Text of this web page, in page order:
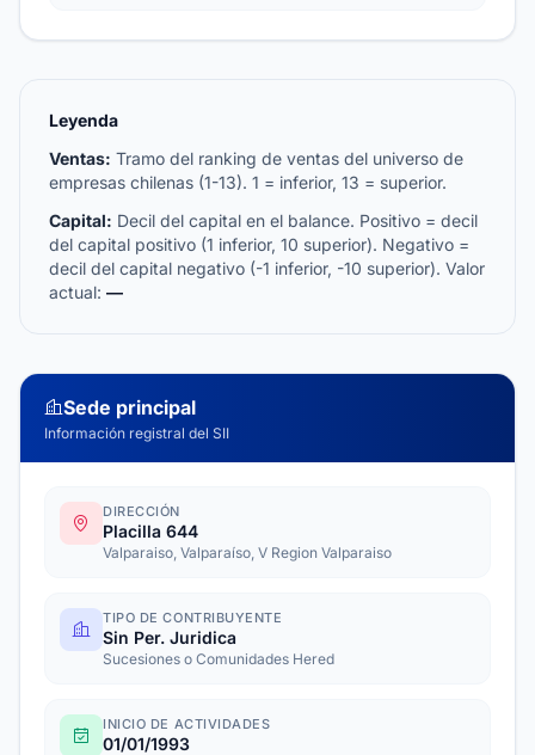
Leyenda
Ventas: Tramo del ranking de ventas del universo de
empresas chilenas (1-13). 1 = inferior, 13 = superior.
Capital: Decil del capital en el balance. Positivo = decil
del capital positivo (1 inferior, 10 superior). Negativo =
decil del capital negativo (-1 inferior, -10 superior). Valor
actual: —
Sede principal
Información registral del SII
DIRECCIÓN
Placilla 644
Valparaiso, Valparaíso, V Region Valparaiso
TIPO DE CONTRIBUYENTE
Sin Per. Juridica
Sucesiones o Comunidades Hered
INICIO DE ACTIVIDADES
01/01/1993